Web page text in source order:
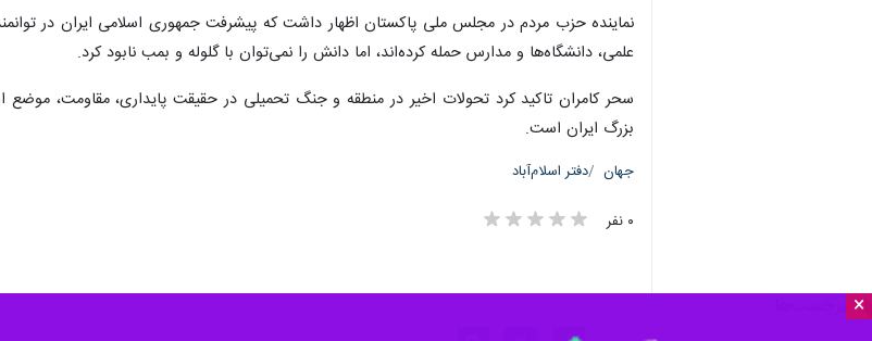
×
نماینده حزب مردم در مجلس ملی پاکستان اظهار داشت که پیشرفت جمهوری اسلامی ایران در
علمی، دانشگاه‌ها و مدارس حمله کرده‌اند، اما دانش را نمی‌توان با گلوله و بمب نابود کرد.
سحر کامران تاکید کرد تحولات اخیر در منطقه و جنگ تحمیلی در حقیقت پایداری، مقاومت،
بزرگ ایران است.
جهان دفتر اسلام‌آباد
۰ نفر